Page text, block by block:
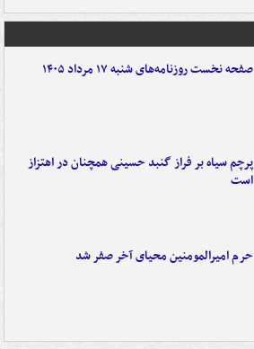
صفحه نخست روزنامه‌های شنبه ۱۷ مرداد ۱۴۰۵
پرچم سیاه بر فراز گنبد حسینی همچنان در اهتزاز
است
حرم امیرالمومنین محیای آخر صفر شد